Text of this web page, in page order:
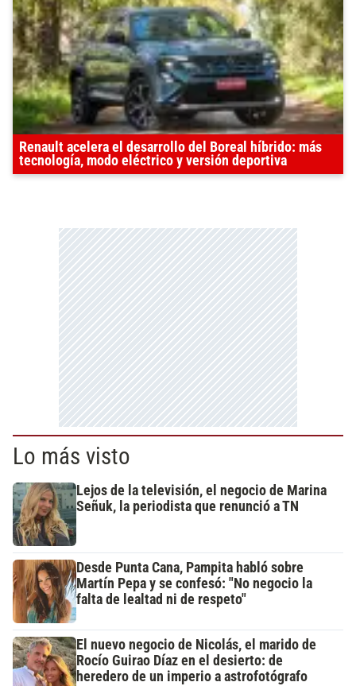
Renault acelera el desarrollo del Boreal híbrido: más
tecnología, modo eléctrico y versión deportiva
Lo más visto
Lejos de la televisión, el negocio de Marina
Señuk, la periodista que renunció a TN
Desde Punta Cana, Pampita habló sobre
Martín Pepa y se confesó: "No negocio la
falta de lealtad ni de respeto"
El nuevo negocio de Nicolás, el marido de
Rocío Guirao Díaz en el desierto: de
heredero de un imperio a astrofotógrafo